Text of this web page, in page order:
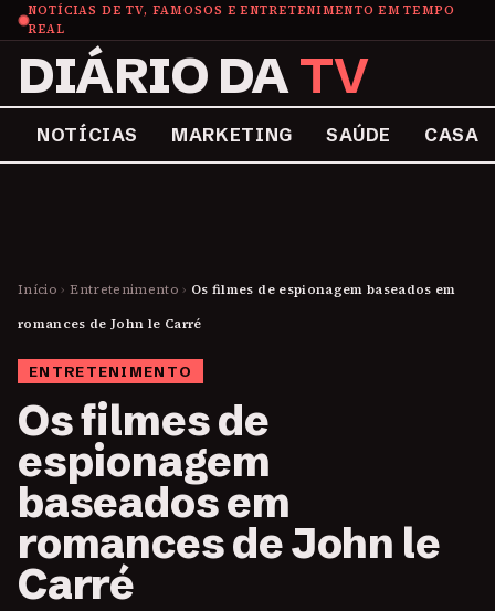
NOTÍCIAS DE TV, FAMOSOS E ENTRETENIMENTO EM TEMPO
REAL
DIÁRIO DATV
NOTÍCIAS MARKETING SAÚDE CASA
Início › Entretenimento › Os filmes de espionagem baseados em
romances de John le Carré
ENTRETENIMENTO
Os filmes de
espionagem
baseados em
romances de John le
Carré